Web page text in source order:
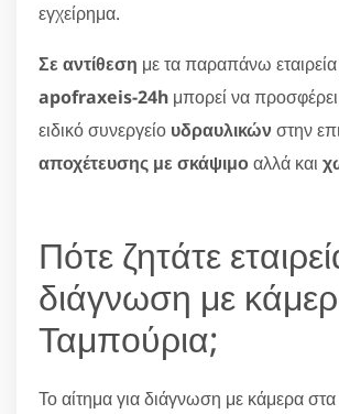
εγχείρημα.
Σε αντίθεση με τα παραπάνω
apofraxeis-24h μπορεί να προσφέρει
ειδικό συνεργείο υδραυλικώνστην
αποχέτευσης με σκάψιμοαλλά και
Πότε ζητάτε
διάγνωση με
Ταμπούρια;
Το αίτημα για διάγνωση με κάμερα